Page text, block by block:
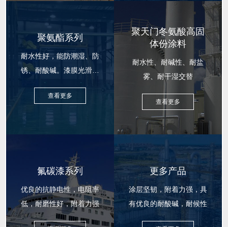
聚氨酯系列
耐水性好，能防潮湿、防
锈、耐酸碱。漆膜光滑柔
查看更多
聚天门冬氨酸高固
体份涂料
耐水性、耐碱性、耐盐
雾、耐干湿交替
查看更多
氟碳漆系列
优良的抗静电性，电阻率
低，耐磨性好，附着力强
更多产品
涂层坚韧，附着力强，具
有优良的耐酸碱，耐候性